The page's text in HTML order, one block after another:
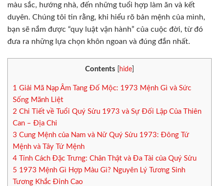
màu sắc, hướng nhà, đến những tuổi hợp làm ăn và kết
duyên. Chúng tôi tin rằng, khi hiểu rõ bản mệnh của mình,
bạn sẽ nắm được “quy luật vận hành” của cuộc đời, từ đó
đưa ra những lựa chọn khôn ngoan và đúng đắn nhất.
Contents hide
1 Giải Mã Nạp Âm Tang Đố Mộc: 1973 Mệnh Gì và Sức
Sống Mãnh Liệt
2 Chi Tiết về Tuổi Quý Sửu 1973 và Sự Đối Lập Của Thiên
Can – Địa Chi
3 Cung Mệnh của Nam và Nữ Quý Sửu 1973: Đông Tứ
Mệnh và Tây Tứ Mệnh
4 Tính Cách Đặc Trưng: Chân Thật và Đa Tài của Quý Sửu
5 1973 Mệnh Gì Hợp Màu Gì? Nguyên Lý Tương Sinh
Tương Khắc Đỉnh Cao